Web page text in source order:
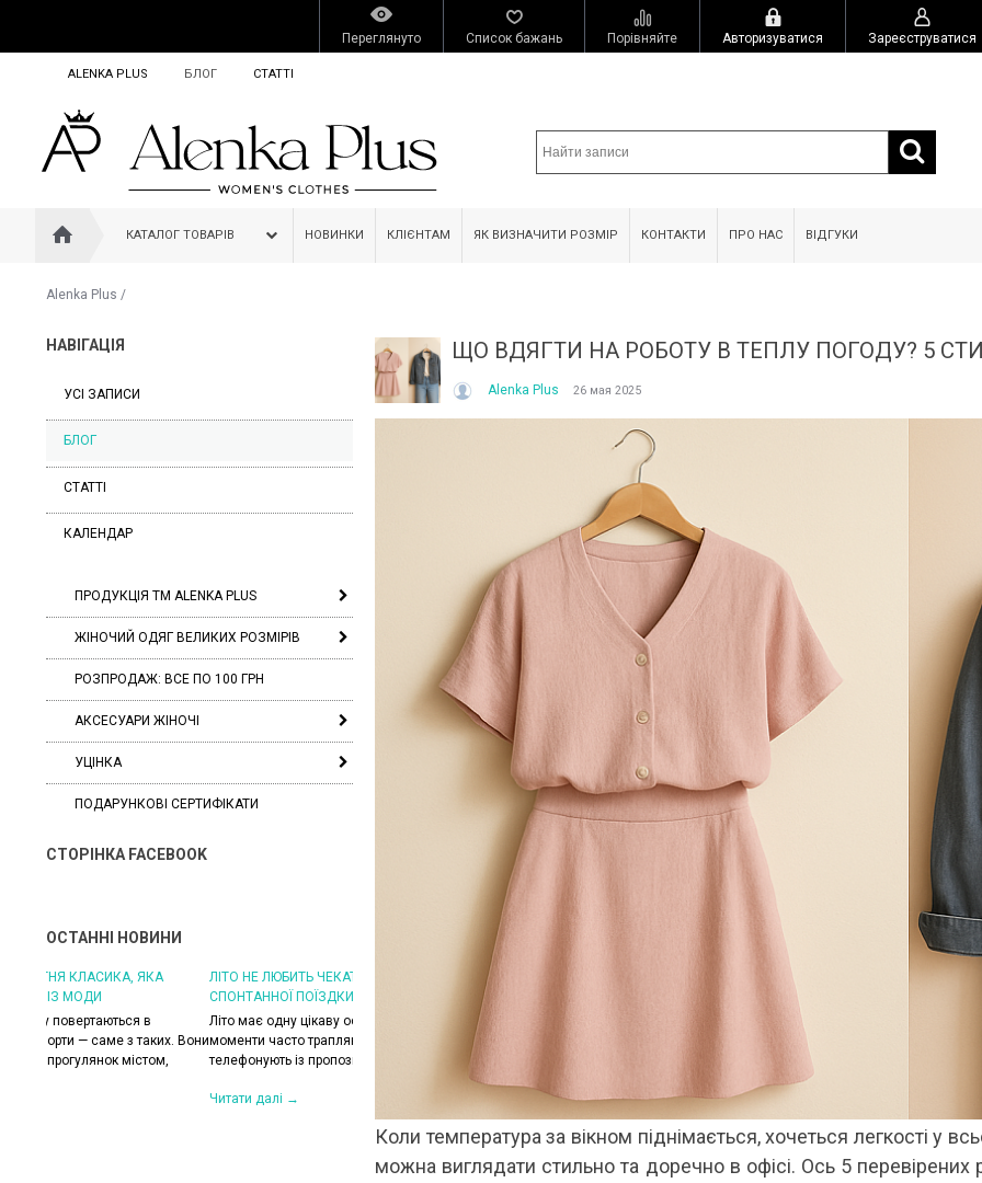
Переглянуто Список бажань Порівняйте Авторизуватися Зареєструватися
ALENKA PLUS БЛОГ СТАТТІ
КАТАЛОГ ТОВАРІВ НОВИНКИ КЛІЄНТАМ ЯК ВИЗНАЧИТИ РОЗМІР КОНТАКТИ ПРО НАС ВІДГУКИ
Alenka Plus /
НАВІГАЦІЯ
УСІ ЗАПИСИ
БЛОГ
СТАТТІ
КАЛЕНДАР
ПРОДУКЦІЯ ТМ ALENKA PLUS
ЖІНОЧИЙ ОДЯГ ВЕЛИКИХ РОЗМІРІВ
РОЗПРОДАЖ: ВСЕ ПО 100 ГРН
АКСЕСУАРИ ЖІНОЧІ
УЦІНКА
ПОДАРУНКОВІ СЕРТИФІКАТИ
СТОРІНКА FACEBOOK
ОСТАННІ НОВИНИ
ЛІТО НЕ ЛЮБИТЬ ЧЕКАТИ: БУДЬТЕ ГОТОВІ ДО
СПОНТАННОЇ ПОЇЗДКИ НА ПЛЯЖ
Літо має одну цікаву особливість — найкращі
моменти часто трапляються несподівано. Друзі
телефонують із пропозицією поїхати на озеро,...
ЛІТО, ЯКЕ ПОСТІЙНО ДИВУЄ: ЯК ОДЯГАТИСЯ,
КОЛИ ЗРАНКУ СПЕКА, А ВВЕЧЕРІ ВЖЕ
ХОЧЕТЬСЯ КУРТКУ?
Цього літа погода ніби вирішила перевірити всіх
на готовність до сюрпризів. Зранку світить
сонце і +30°C, після обіду приходить сильний...
Читати далі →
КУПАЛЬНИК ІЗ НАКИДКОЮ ЧИ КУПАЛЬНИК ЗІ
СПІДНИЦЕЮ: ЩО ОБРАТИ ЦЬОГО ЛІТА?
Літо — це час, коли хочеться почуватися легко,
впевнено та комфортно. Саме тому все більше
жінок звертають увагу не лише на купальники ,
Читати далі →
ЩО ВДЯГТИ НА РОБОТУ В ТЕПЛУ ПОГОДУ? 5
Alenka Plus 26 мая 2025
Коли температура за вікном піднімається, хочеться легкості у
можна виглядати стильно та доречно в офісі. Ось 5